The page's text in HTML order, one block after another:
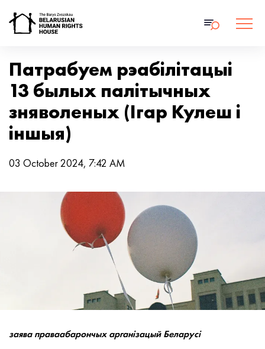
Патрабуем рэабілітацыі
13 былых палітычных
зняволеных (Ігар Кулеш і
іншыя)
03 October 2024, 7:42 AM
заява праваабарончых арганізацый Беларусі